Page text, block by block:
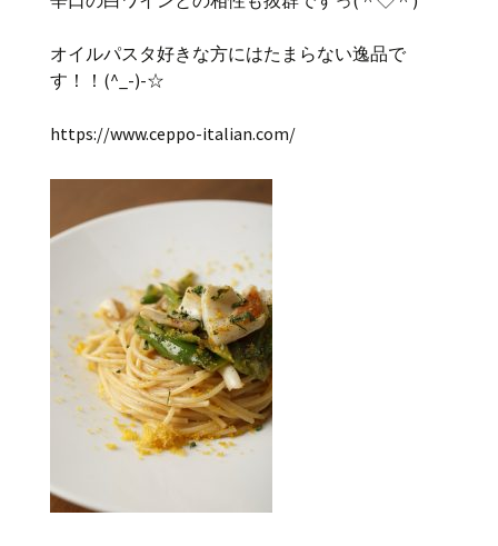
オイルパスタ好きな方にはたまらない逸品で
す！！(^_-)-☆
https://www.ceppo-italian.com/